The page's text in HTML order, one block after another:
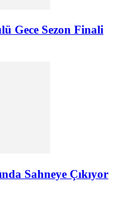
Gece Sezon Finali
Sahneye Çıkıyor